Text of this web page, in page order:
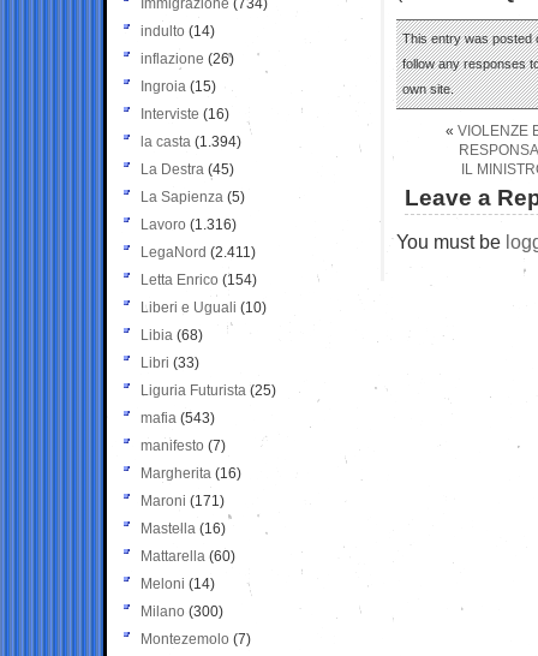
This entry was posted
follow any responses
own site.
« VIOLENZE
IL
Leave a
You must be
Immigrazione (734)
indulto (14)
inflazione (26)
Ingroia (15)
Interviste (16)
la casta (1.394)
La Destra (45)
La Sapienza (5)
Lavoro (1.316)
LegaNord (2.411)
Letta Enrico (154)
Liberi e Uguali (10)
Libia (68)
Libri (33)
Liguria Futurista (25)
mafia (543)
manifesto (7)
Margherita (16)
Maroni (171)
Mastella (16)
Mattarella (60)
Meloni (14)
Milano (300)
Montezemolo (7)